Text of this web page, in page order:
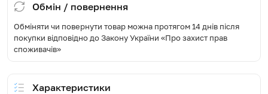
Обмін / повернення
Обміняти чи повернути товар можна протягом 14 днів після
покупки відповідно до Закону України «Про захист прав
споживачів»
Характеристики